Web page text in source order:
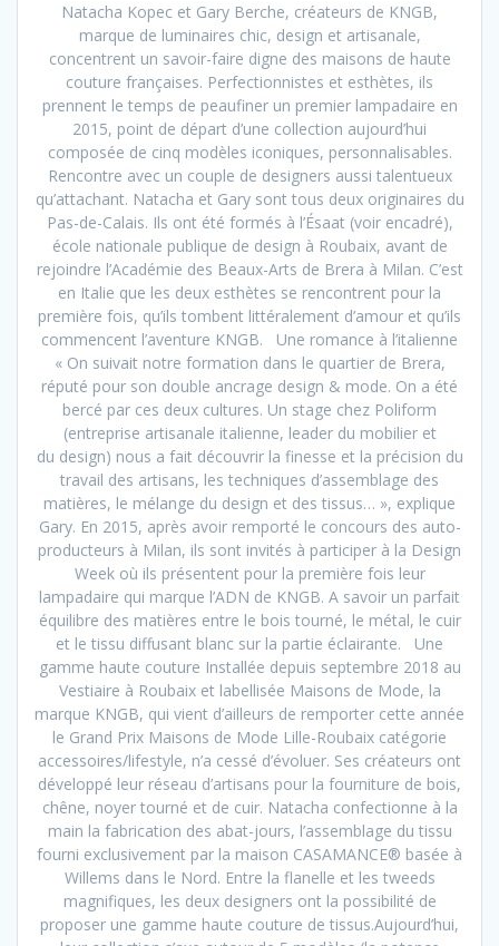
Natacha Kopec et Gary Berche, créateurs de KNGB,
marque de luminaires chic, design et artisanale,
concentrent un savoir-faire digne des maisons de haute
couture françaises. Perfectionnistes et esthètes, ils
prennent le temps de peaufiner un premier lampadaire en
2015, point de départ d’une collection aujourd’hui
composée de cinq modèles iconiques, personnalisables.
Rencontre avec un couple de designers aussi talentueux
qu’attachant. Natacha et Gary sont tous deux originaires du
Pas-de-Calais. Ils ont été formés à l’Ésaat (voir encadré),
école nationale publique de design à Roubaix, avant de
rejoindre l’Académie des Beaux-Arts de Brera à Milan. C’est
en Italie que les deux esthètes se rencontrent pour la
première fois, qu’ils tombent littéralement d’amour et qu’ils
commencent l’aventure KNGB. Une romance à l’italienne
« On suivait notre formation dans le quartier de Brera,
réputé pour son double ancrage design & mode. On a été
bercé par ces deux cultures. Un stage chez Poliform
(entreprise artisanale italienne, leader du mobilier et
du design) nous a fait découvrir la finesse et la précision du
travail des artisans, les techniques d’assemblage des
matières, le mélange du design et des tissus… », explique
Gary. En 2015, après avoir remporté le concours des auto-
producteurs à Milan, ils sont invités à participer à la Design
Week où ils présentent pour la première fois leur
lampadaire qui marque l’ADN de KNGB. A savoir un parfait
équilibre des matières entre le bois tourné, le métal, le cuir
et le tissu diffusant blanc sur la partie éclairante. Une
gamme haute couture Installée depuis septembre 2018 au
Vestiaire à Roubaix et labellisée Maisons de Mode, la
marque KNGB, qui vient d’ailleurs de remporter cette année
le Grand Prix Maisons de Mode Lille-Roubaix catégorie
accessoires/lifestyle, n’a cessé d’évoluer. Ses créateurs ont
développé leur réseau d’artisans pour la fourniture de bois,
chêne, noyer tourné et de cuir. Natacha confectionne à la
main la fabrication des abat-jours, l’assemblage du tissu
fourni exclusivement par la maison CASAMANCE® basée à
Willems dans le Nord. Entre la flanelle et les tweeds
magnifiques, les deux designers ont la possibilité de
proposer une gamme haute couture de tissus.Aujourd’hui,